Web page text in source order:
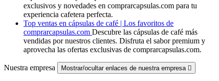
exclusivos y novedades en comprarcapsulas.com para tu
experiencia cafetera perfecta.
Top ventas en cápsulas de café | Los favoritos de
comprarcapsulas.com Descubre las cápsulas de café más
vendidas por nuestros clientes. Disfruta el sabor premium y
aprovecha las ofertas exclusivas de comprarcapsulas.com.
Nuestra empresa Mostrar/ocultar enlaces de nuestra empresa 